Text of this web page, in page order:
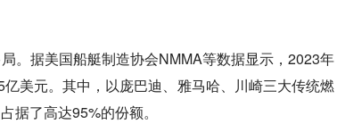
。据美国船艇制造协会NMMA等数据显示，2023年
美元。其中，以庞巴迪、雅马哈、川崎三大传统燃
据了高达95%的份额。